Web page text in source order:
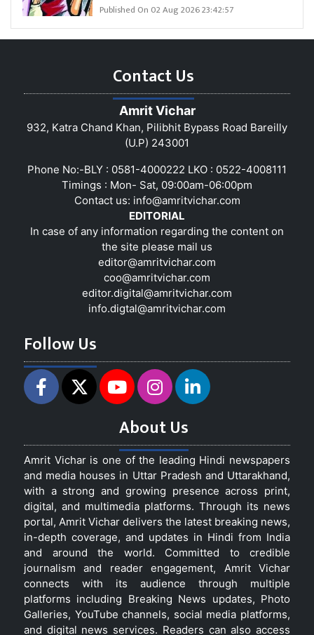
Published On 02 Aug 2026 23:42:57
Contact Us
Amrit Vichar
932, Katra Chand Khan, Pilibhit Bypass Road Bareilly
(U.P) 243001
Phone No:-BLY : 0581-4000222 LKO : 0522-4008111
Timings : Mon- Sat, 09:00am-06:00pm
Contact us: info@amritvichar.com
EDITORIAL
In case of any information regarding the content on
the site please mail us
editor@amritvichar.com
coo@amritvichar.com
editor.digital@amritvichar.com
info.digtal@amritvichar.com
Follow Us
About Us
Amrit Vichar is one of the leading Hindi newspapers
and media houses in Uttar Pradesh and Uttarakhand,
with a strong and growing presence across print,
digital, and multimedia platforms. Through its news
portal, Amrit Vichar delivers the latest breaking news,
in-depth coverage, and updates in Hindi from India
and around the world. Committed to credible
journalism and reader engagement, Amrit Vichar
connects with its audience through multiple
platforms including Breaking News updates, Photo
Galleries, YouTube channels, social media platforms,
and digital news services. Readers can also access